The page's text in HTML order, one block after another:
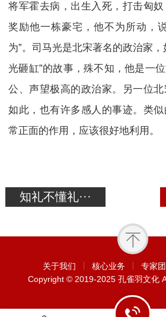
将军霍去病，出生入死，打击匈
奖励他一栋豪宅，他不为所动，
为”。司马光是北宋著名的政治家
光砸缸”的故事，殊不知，他是一
公、声望极高的政治家。另一位
如此，也有许多感人的事迹。类
常正面的作用，应该很好地利用。
知礼不懂礼···
关于我们 核心业务 专家
Copyright © 2019-2025 孔雀羽文化